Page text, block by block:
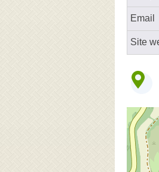
Email
Site